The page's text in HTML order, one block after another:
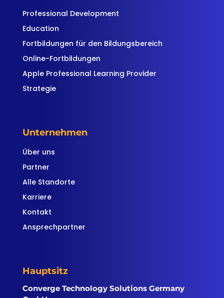
Professional Development
Education
Fortbildungen für den Bildungsbereich
Online-Fortbildungen
Apple Professional Learning Provider
Strategie
Unternehmen
Über uns
Partner
Alle Standorte
Karriere
Kontakt
Ansprechpartner
Hauptsitz
Converge Technology Solutions Germany